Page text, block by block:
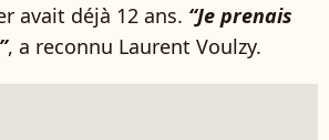
avait déjà 12 ans. “Je prenais
, a reconnu Laurent Voulzy.